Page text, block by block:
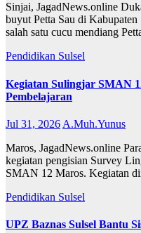
Sinjai, JagadNews.online
buyut Petta Sau di
salah satu cucu mendiang
Pendidikan Sulsel
Kegiatan Sulingjar SMAN
Pembelajaran
Jul 31, 2026 A.Muh.Yunus
Maros, JagadNews.online
kegiatan pengisian Survey
SMAN 12 Maros. Kegiatan
Pendidikan Sulsel
UPZ Baznas Sulsel Bantu